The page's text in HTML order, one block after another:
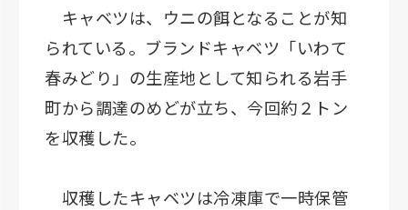
キャベツは、ウニの餌となることが知
られている。ブランドキャベツ「いわて
春みどり」の生産地として知られる岩手
町から調達のめどが立ち、今回約２トン
を収穫した。
収穫したキャベツは冷凍庫で一時保管